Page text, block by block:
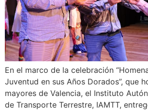
En el marco de la celebración
Juventud en sus Años Dorados”, que
mayores de Valencia, el Instituto
de Transporte Terrestre, IAMTT,